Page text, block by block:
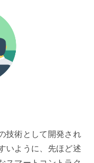
技術として開発され
いように、先ほど述